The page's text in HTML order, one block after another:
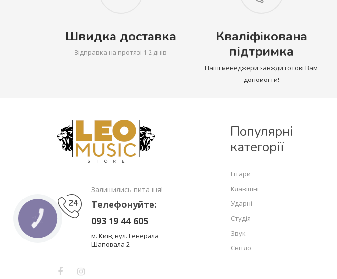
Швидка доставка
Відправка на протязі 1-2 днів
Кваліфікована
підтримка
Наші менеджери завжди готові Вам
допомогти!
Залишились питання!
Телефонуйте:
093 19 44 605
м. Київ, вул. Генерала
Шаповала 2
Популярні
категорії
Гітари
Клавішні
Ударні
Студія
Звук
Світло
КНОПКА
ЗВ'ЯЗКУ